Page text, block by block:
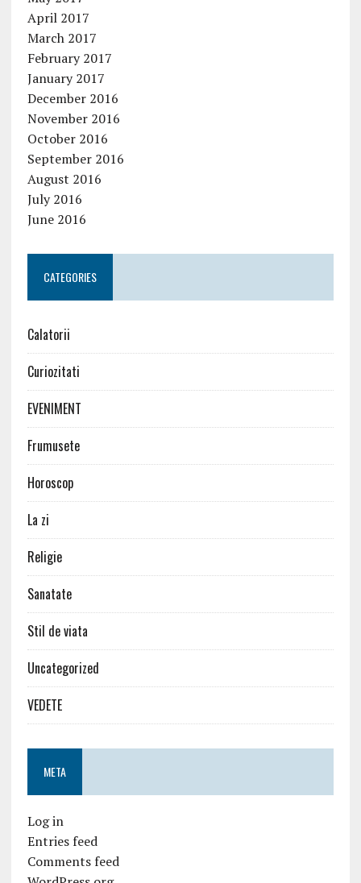
April 2017
March 2017
February 2017
January 2017
December 2016
November 2016
October 2016
September 2016
August 2016
July 2016
June 2016
CATEGORIES
Calatorii
Curiozitati
EVENIMENT
Frumusete
Horoscop
La zi
Religie
Sanatate
Stil de viata
Uncategorized
VEDETE
META
Log in
Entries feed
Comments feed